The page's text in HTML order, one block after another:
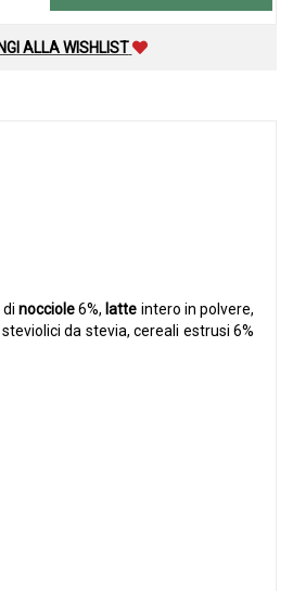
ALLA WISHLIST
dinocciole6%, latte intero in polvere,
da stevia, cereali estrusi 6%